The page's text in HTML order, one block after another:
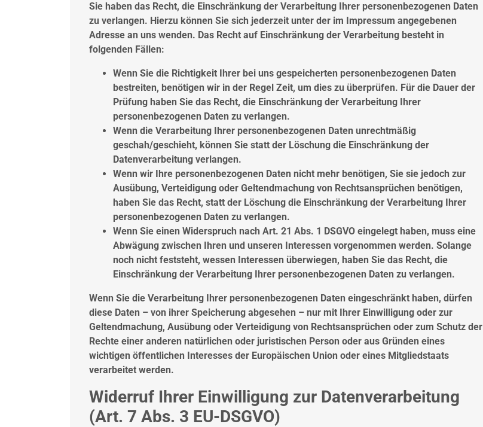
Sie haben das Recht, die Einschränkung der Verarbeitung Ihrer personenbezogenen Daten
zu verlangen. Hierzu können Sie sich jederzeit unter der im Impressum angegebenen
Adresse an uns wenden. Das Recht auf Einschränkung der Verarbeitung besteht in
folgenden Fällen:
Wenn Sie die Richtigkeit Ihrer bei uns gespeicherten personenbezogenen Daten
bestreiten, benötigen wir in der Regel Zeit, um dies zu überprüfen. Für die Dauer der
Prüfung haben Sie das Recht, die Einschränkung der Verarbeitung Ihrer
personenbezogenen Daten zu verlangen.
Wenn die Verarbeitung Ihrer personenbezogenen Daten unrechtmäßig
geschah/geschieht, können Sie statt der Löschung die Einschränkung der
Datenverarbeitung verlangen.
Wenn wir Ihre personenbezogenen Daten nicht mehr benötigen, Sie sie jedoch zur
Ausübung, Verteidigung oder Geltendmachung von Rechtsansprüchen benötigen,
haben Sie das Recht, statt der Löschung die Einschränkung der Verarbeitung Ihrer
personenbezogenen Daten zu verlangen.
Wenn Sie einen Widerspruch nach Art. 21 Abs. 1 DSGVO eingelegt haben, muss eine
Abwägung zwischen Ihren und unseren Interessen vorgenommen werden. Solange
noch nicht feststeht, wessen Interessen überwiegen, haben Sie das Recht, die
Einschränkung der Verarbeitung Ihrer personenbezogenen Daten zu verlangen.
Wenn Sie die Verarbeitung Ihrer personenbezogenen Daten eingeschränkt haben, dürfen
diese Daten – von ihrer Speicherung abgesehen – nur mit Ihrer Einwilligung oder zur
Geltendmachung, Ausübung oder Verteidigung von Rechtsansprüchen oder zum Schutz der
Rechte einer anderen natürlichen oder juristischen Person oder aus Gründen eines
wichtigen öffentlichen Interesses der Europäischen Union oder eines Mitgliedstaats
verarbeitet werden.
Widerruf Ihrer Einwilligung zur Datenverarbeitung
(Art. 7 Abs. 3 EU-DSGVO)